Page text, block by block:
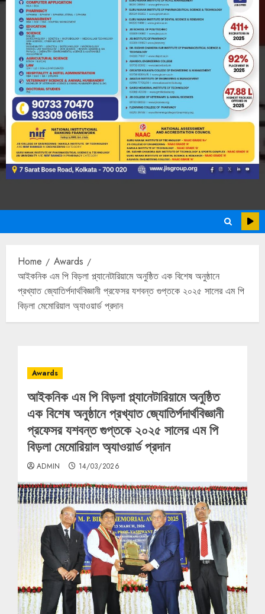
Home
Awards
আইকনিক এম পি বিড়লা প্ল্যানেটারিয়ামে অনুষ্ঠিত এক বিশেষ অনুষ্ঠানে
প্রখ্যাত জ্যোতির্পদার্থবিজ্ঞানী প্রফেসর যশবন্ত গুপ্তকে ২০২৫ সালের এম পি
বিড়লা মেমোরিয়াল অ্যাওয়ার্ড প্রদান
Awards
আইকনিক এম পি বিড়লা প্ল্যানেটারিয়ামে অনুষ্ঠিত
এক বিশেষ অনুষ্ঠানে প্রখ্যাত জ্যোতির্পদার্থবিজ্ঞানী
প্রফেসর যশবন্ত গুপ্তকে ২০২৫ সালের এম পি
বিড়লা মেমোরিয়াল অ্যাওয়ার্ড প্রদান
ADMIN 14/03/2026